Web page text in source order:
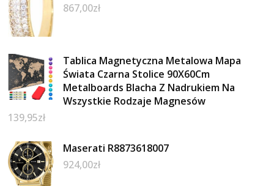
867,00zł
Tablica Magnetyczna Metalowa Mapa
Świata Czarna Stolice 90X60Cm
Metalboards Blacha Z Nadrukiem Na
Wszystkie Rodzaje Magnesów
139,95zł
Maserati R8873618007
924,00zł